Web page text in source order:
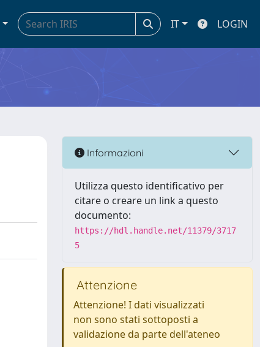
IT LOGIN
Informazioni
Utilizza questo identificativo per
citare o creare un link a questo
documento:
https://hdl.handle.net/11379/3717
5
Attenzione
Attenzione! I dati visualizzati
non sono stati sottoposti a
validazione da parte dell'ateneo